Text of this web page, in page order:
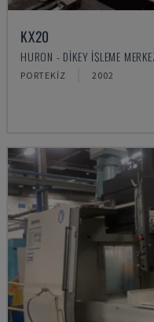
KX20
HURON - DIKEY İŞLEME
PORTEKIZ 2002